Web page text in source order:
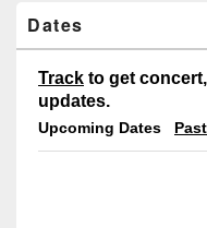
Dates
Track to get
updates.
Upcoming Dates